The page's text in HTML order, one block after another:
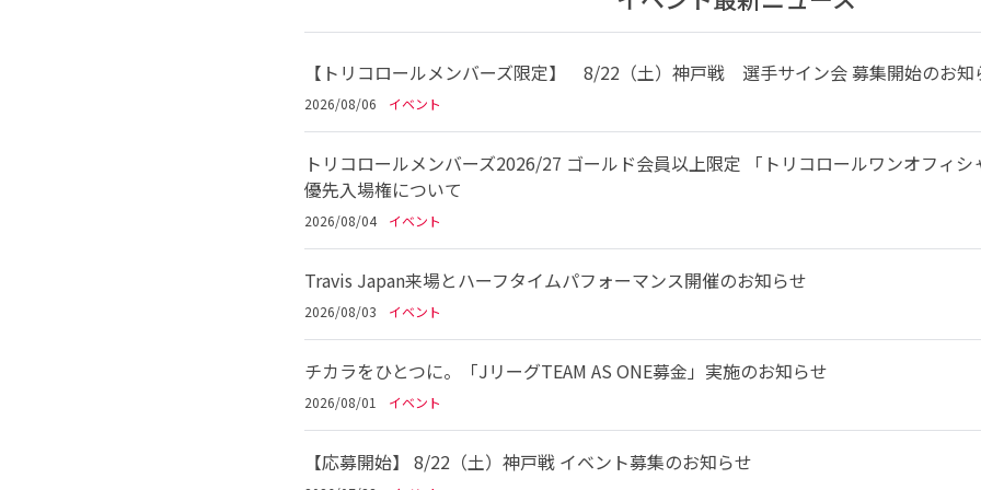
【トリコロールメンバーズ限定】 8/22（土）神戸戦 選手サイン会 募集開始のお知
2026/08/06 イベント
トリコロールメンバーズ2026/27 ゴールド会員以上限定 「トリコロールワンオフィシ
優先入場権について
2026/08/04 イベント
Travis Japan来場とハーフタイムパフォーマンス開催のお知らせ
2026/08/03 イベント
チカラをひとつに。「JリーグTEAM AS ONE募金」実施のお知らせ
2026/08/01 イベント
【応募開始】 8/22（土）神戸戦 イベント募集のお知らせ